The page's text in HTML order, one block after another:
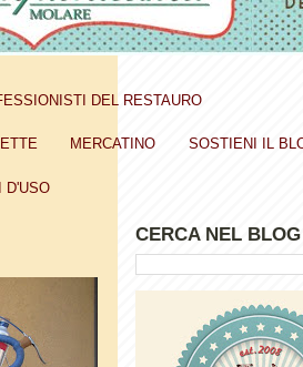
DEL RESTAURO
MERCATINO SOSTIENI IL
D'USO
CERCA NEL BLOG